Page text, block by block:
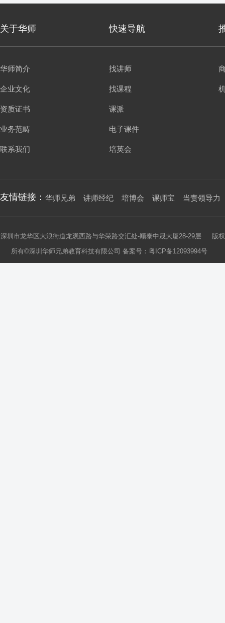
关于华师 快速导航
华师简介
企业文化
资质证书
业务范畴
联系我们
找讲师
找课程
课派
电子课件
培英会
友情链接： 华师兄弟 讲师经纪 培博会 课师宝 当责领导力
深圳市龙华区大浪街道龙观西路与华荣路交汇处-顺泰中晟大厦28-29层 版权
所有©深圳华师兄弟教育科技有限公司 备案号： 粤ICP备12093994号